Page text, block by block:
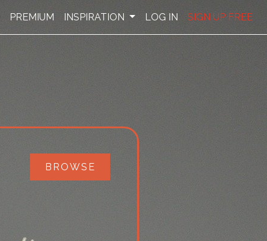
PREMIUM INSPIRATION LOG IN SIGN UP FREE
BROWSE